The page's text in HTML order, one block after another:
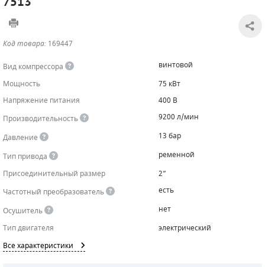
Код товара: 169447
Вид компрессора
винтовой
Мощность
75 кВт
Напряжение питания
400 В
Производительность
9200 л/мин
Давление
13 бар
Тип привода
ременной
Присоединительный размер
2”
Частотный преобразователь
есть
Осушитель
нет
Тип двигателя
электрический
Все характеристики
САДОВАЯ ТЕХНИКА
ЧИЛЛЕРЫ
КАНАЛИЗАЦИОННЫЕ НАСОСЫ
БЕНЗИНОВЫЕ МОТОПОМПЫ
ТАЛИ И ТЕЛЬФЕРЫ
ОСВЕТИТЕЛЬНЫЕ МАЧТЫ
КОНТРОЛЛЕРЫ (БЛОКИ УПРАВЛЕНИЯ)
ПРЕДОХРАНИТЕЛЬНЫЕ КЛАПАНЫ
ОБРАТНЫЕ КЛАПАНЫ
РЕЛЕ ДАВЛЕНИЯ ДЛЯ ДЛЯ КОМПРЕССОРОВ
ДАТЧИКИ
РУКАВА ВЫСОКОГО ДАВЛЕНИЯ (РВД)
ЗАПЧАСТИ ДЛЯ ВИНТОВЫХ КОМПРЕССОРОВ